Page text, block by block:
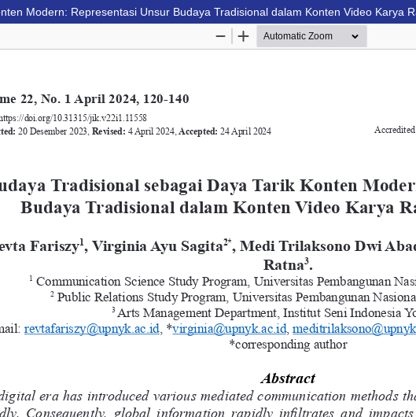
Modern: Representasi Unsur Budaya Tradisional dalam Konten Video Karya